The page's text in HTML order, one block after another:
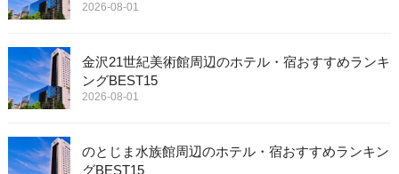
2026-08-01
金沢21世紀美術館周辺のホテル・宿おすすめランキ
ングBEST15
2026-08-01
のとじま水族館周辺のホテル・宿おすすめランキン
グBEST15